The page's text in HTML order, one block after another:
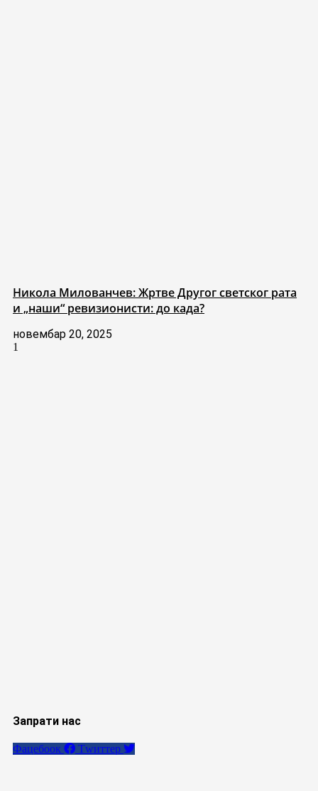
Никола Милованчев: Жртве Другог светског рата
и „наши“ ревизионисти: до када?
новембар 20, 2025
Запрати нас
Фацебоок Тwиттер